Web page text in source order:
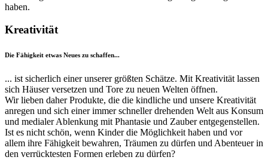
haben.
Kreativität
Die Fähigkeit etwas Neues zu schaffen...
... ist sicherlich einer unserer größten Schätze. Mit Kreativität lassen
sich Häuser versetzen und Tore zu neuen Welten öffnen.
Wir lieben daher Produkte, die die kindliche und unsere Kreativität
anregen und sich einer immer schneller drehenden Welt aus Konsum
und medialer Ablenkung mit Phantasie und Zauber entgegenstellen.
Ist es nicht schön, wenn Kinder die Möglichkeit haben und vor
allem ihre Fähigkeit bewahren, Träumen zu dürfen und Abenteuer in
den verrücktesten Formen erleben zu dürfen?